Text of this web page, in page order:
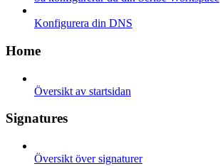
Konfigurera din DNS
Home
Översikt av startsidan
Signatures
Översikt över signaturer